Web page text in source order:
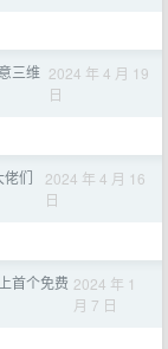
三维 2024 年 4 月 19
日
佬们
2024 年 4 月 16
日
首个免费 2024 年 1
月 7 日